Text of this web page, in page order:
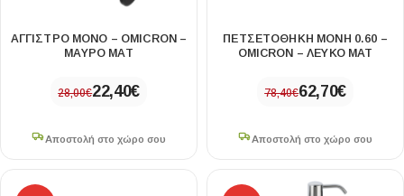
ΑΓΓΙΣΤΡΟ ΜΟΝΟ – OMICRON –
ΜΑΥΡΟ ΜΑΤ
28,00€22,40€
Αποστολή στο χώρο σου
ΠΕΤΣΕΤΟΘΗΚΗ ΜΟΝΗ 0.60 –
OMICRON – ΛΕΥΚΟ ΜΑΤ
78,40€62,70€
Αποστολή στο χώρο σου